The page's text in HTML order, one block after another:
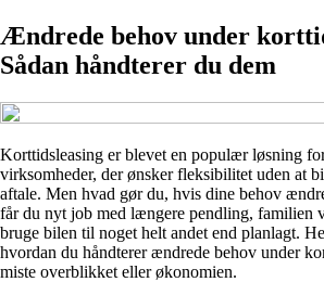
Ændrede behov under
Sådan håndterer du dem
Korttidsleasing er blevet en populær løsning
virksomheder, der ønsker fleksibilitet uden at
aftale. Men hvad gør du, hvis dine behov
får du nyt job med længere pendling, familien
bruge bilen til noget helt andet end planlagt.
hvordan du håndterer ændrede behov under
miste overblikket eller økonomien.